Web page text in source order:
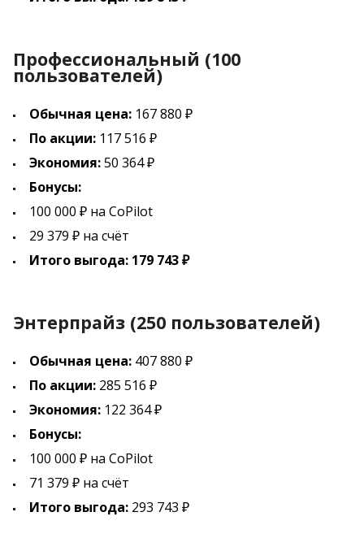
Профессиональный (100
пользователей)
Обычная цена: 167 880 ₽
По акции: 117 516 ₽
Экономия:50 364 ₽
Бонусы:
100 000 ₽ на CoPilot
29 379 ₽ на счёт
Итого выгода: 179 743 ₽
Энтерпрайз (250 пользователей)
Обычная цена: 407 880 ₽
По акции: 285 516 ₽
Экономия: 122 364 ₽
Бонусы:
100 000 ₽ на CoPilot
71 379 ₽ на счёт
Итого выгода: 293 743 ₽